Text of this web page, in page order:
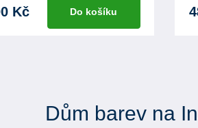
Kč Do košíku
Dům barev na